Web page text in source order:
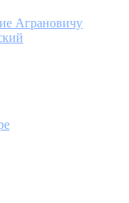
Аграновичу